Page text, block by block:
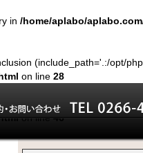
in /home/aplabo/
(include_path='.:/opt/
on line 28
open stream: No such file or
on line46